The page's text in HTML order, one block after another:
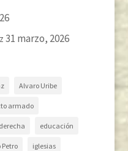
31 marzo, 2026
Alvaro Uribe
armado
derecha educación
iglesias